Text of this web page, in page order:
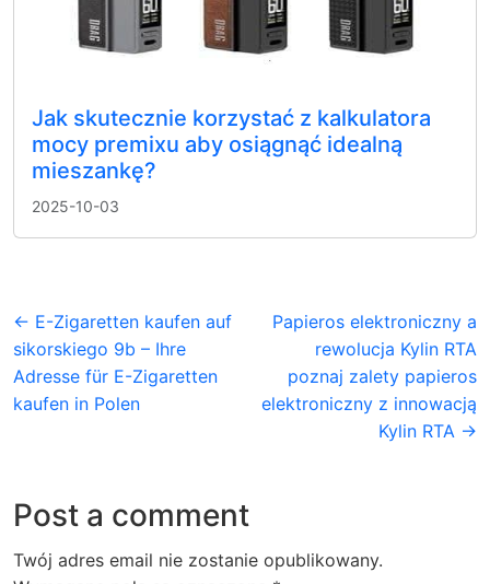
Jak skutecznie korzystać z kalkulatora
mocy premixu aby osiągnąć idealną
mieszankę?
2025-10-03
← E-Zigaretten kaufen auf
sikorskiego 9b – Ihre
Adresse für E-Zigaretten
kaufen in Polen
Papieros elektroniczny a
rewolucja Kylin RTA
poznaj zalety papieros
elektroniczny z innowacją
Kylin RTA →
Post a comment
Twój adres email nie zostanie opublikowany.